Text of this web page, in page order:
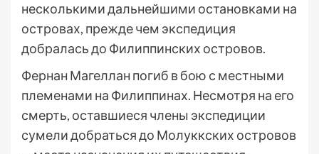
несколькими дальнейшими остановками на
островах, прежде чем экспедиция
добралась до Филиппинских островов.
Фернан Магеллан погиб в бою с местными
племенами на Филиппинах. Несмотря на его
смерть, оставшиеся члены экспедиции
сумели добраться до Молуккских островов